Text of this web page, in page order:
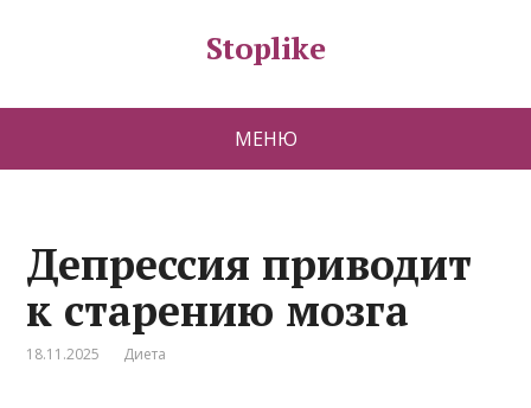
Stoplike
МЕНЮ
Депрессия приводит
к старению мозга
18.11.2025 Диета